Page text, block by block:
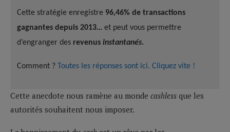
Cette stratégie enregistre 96,46% de transactions
gagnantes depuis 2013… et peut vous permettre
d’engranger des revenus instantanés.
Comment ? Toutes les réponses sont ici. Cliquez vite !
Cette anecdote nous ramène au monde cashless que les
autorités souhaitent nous imposer.